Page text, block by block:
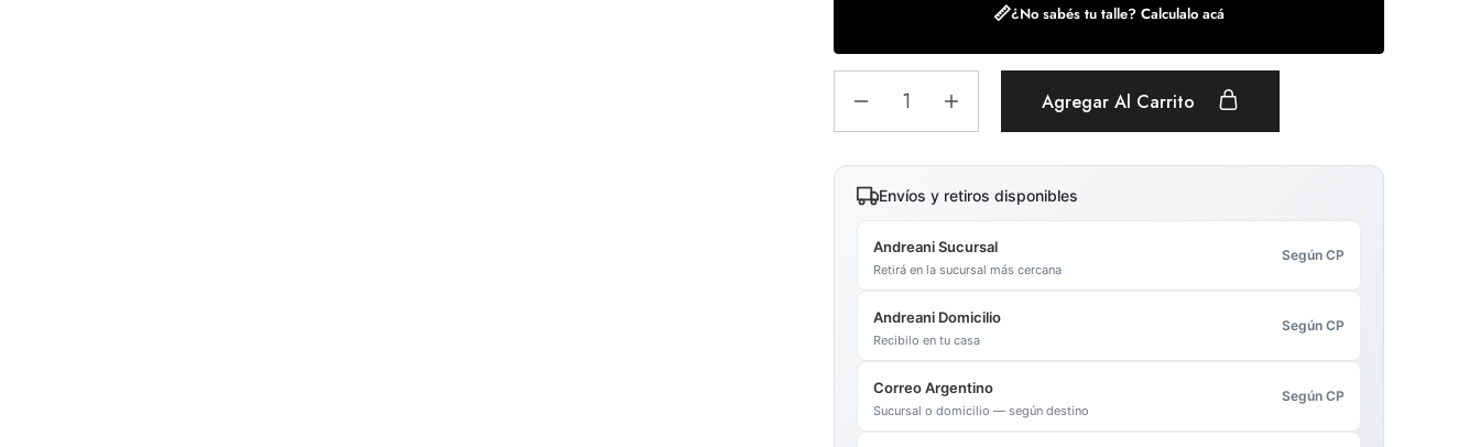
📏¿No sabés tu talle? Calculalo acá
Agregar Al Carrito
Envíos y retiros disponibles
Andreani Sucursal
Retirá en la sucursal más cercana
Según CP
Andreani Domicilio
Recibilo en tu casa
Según CP
Correo Argentino
Sucursal o domicilio — según destino
Según CP